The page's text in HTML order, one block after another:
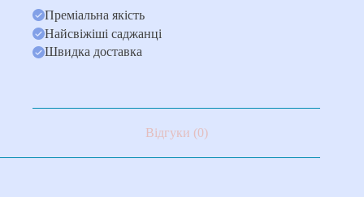
Преміальна якість
Найсвіжіші саджанці
Швидка доставка
Відгуки (0)